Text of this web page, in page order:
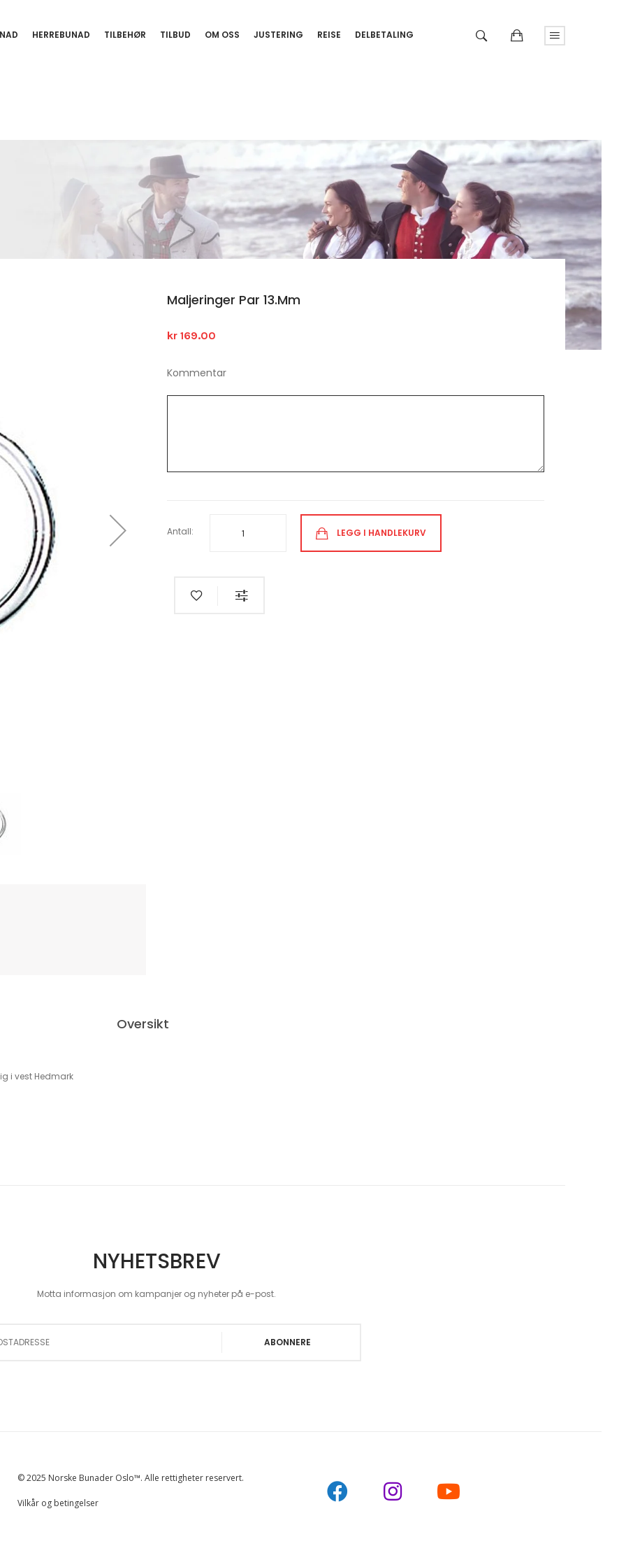
HERREBUNAD TILBEHØR TILBUD OM OSS JUSTERING REISE DELBETALING
Maljeringer Par 13.mm
kr 169.00
Kommentar
Antall: LEGG I HANDLEKURV
Oversikt
i vest Hedmark
NYHETSBREV
Motta informasjon om kampanjer og nyheter på e-post.
ABONNERE
© 2025 Norske Bunader Oslo™. Alle rettigheter reservert.
Vilkår og betingelser